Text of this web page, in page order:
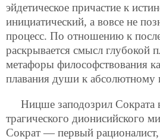
эйдетическое причастие к
инициатический, а вовсе не
процесс. По отношению к
раскрывается смысл глубокой
метафоры философствования
плавания души к абсолютному
Ницше заподозрил Сократа
трагического дионисийского
Сократ — первый рационалист,